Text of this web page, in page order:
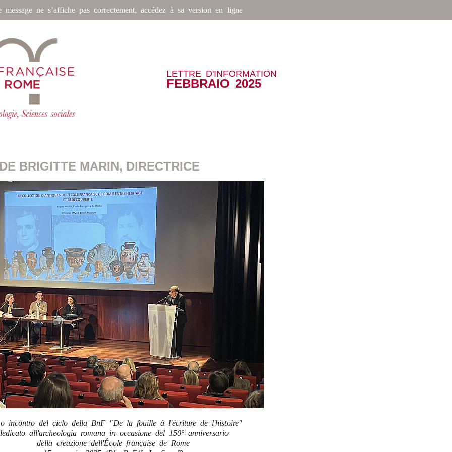
message ne s’affiche pas correctement, accédez à sa version en ligne
LETTRE D'INFORMATION
FEBBRAIO 2025
BRIGITTE MARIN, DIRECTRICE
incontro del ciclo della BnF "De la fouille à l'écriture de l'histoire"
all'archeologia romana in occasione del 150° anniversario
della creazione dell'École française de Rome